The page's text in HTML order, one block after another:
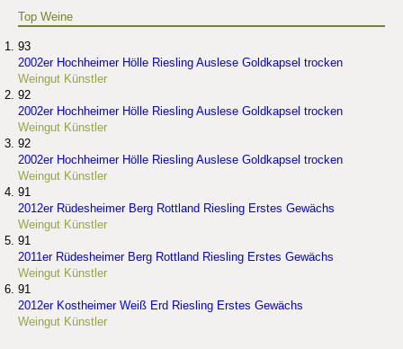
Top Weine
93
2002er Hochheimer Hölle Riesling Auslese Goldkapsel trocken
Weingut Künstler
92
2002er Hochheimer Hölle Riesling Auslese Goldkapsel trocken
Weingut Künstler
92
2002er Hochheimer Hölle Riesling Auslese Goldkapsel trocken
Weingut Künstler
91
2012er Rüdesheimer Berg Rottland Riesling Erstes Gewächs
Weingut Künstler
91
2011er Rüdesheimer Berg Rottland Riesling Erstes Gewächs
Weingut Künstler
91
2012er Kostheimer Weiß Erd Riesling Erstes Gewächs
Weingut Künstler